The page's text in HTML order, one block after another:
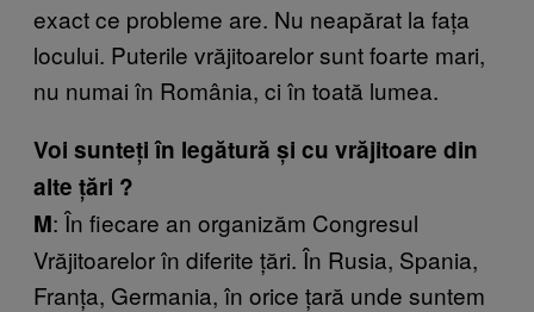
exact ce probleme are. Nu neapărat la fața
locului. Puterile vrăjitoarelor sunt foarte mari,
nu numai în România, ci în toată lumea.
Voi sunteți în legătură și cu vrăjitoare din
alte țări ?
M: În fiecare an organizăm Congresul
Vrăjitoarelor în diferite țări. În Rusia, Spania,
Franța, Germania, în orice țară unde suntem